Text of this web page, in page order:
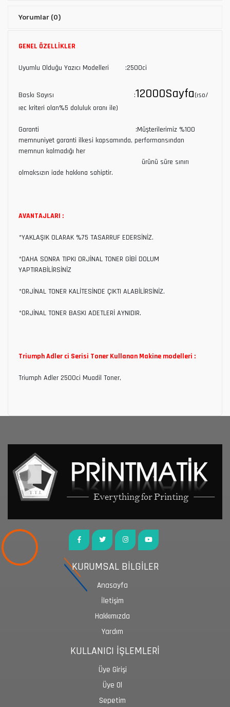
Yorumlar (0)
GENEL ÖZELLİKLER
Uyumlu Olduğu Yazıcı Modelleri :2500ci
Baskı Sayısı :12000Sayfa(ıso/
ıec kriteri olan%5 doluluk oranı ile)
Garanti :Müşterilerimiz %100
memnuniyet garanti ilkesi kapsamında, performansından
memnun kalmadığı her
ürünü süre sınırı
olmaksızın iade hakkına sahiptir.
AVANTAJLARI :
*YAKLAŞIK OLARAK %75 TASARRUF EDERSİNİZ.
*DAHA SONRA TIPKI ORJİNAL TONER GİBİ DOLUM
YAPTIRABİLİRSİNİZ
*ORJİNAL TONER KALİTESİNDE ÇIKTI ALABİLİRSİNİZ.
*ORJİNAL TONER BASKI ADETLERİ AYNIDIR.
Triumph Adler ci Serisi Toner Kullanan Makine modelleri :
Triumph Adler 2500ci Muadil Toner,
KURUMSAL BİLGİLER
Anasayfa
İletişim
Hakkımızda
Yardım
KULLANICI İŞLEMLERİ
Üye Girişi
Üye Ol
Sepetim